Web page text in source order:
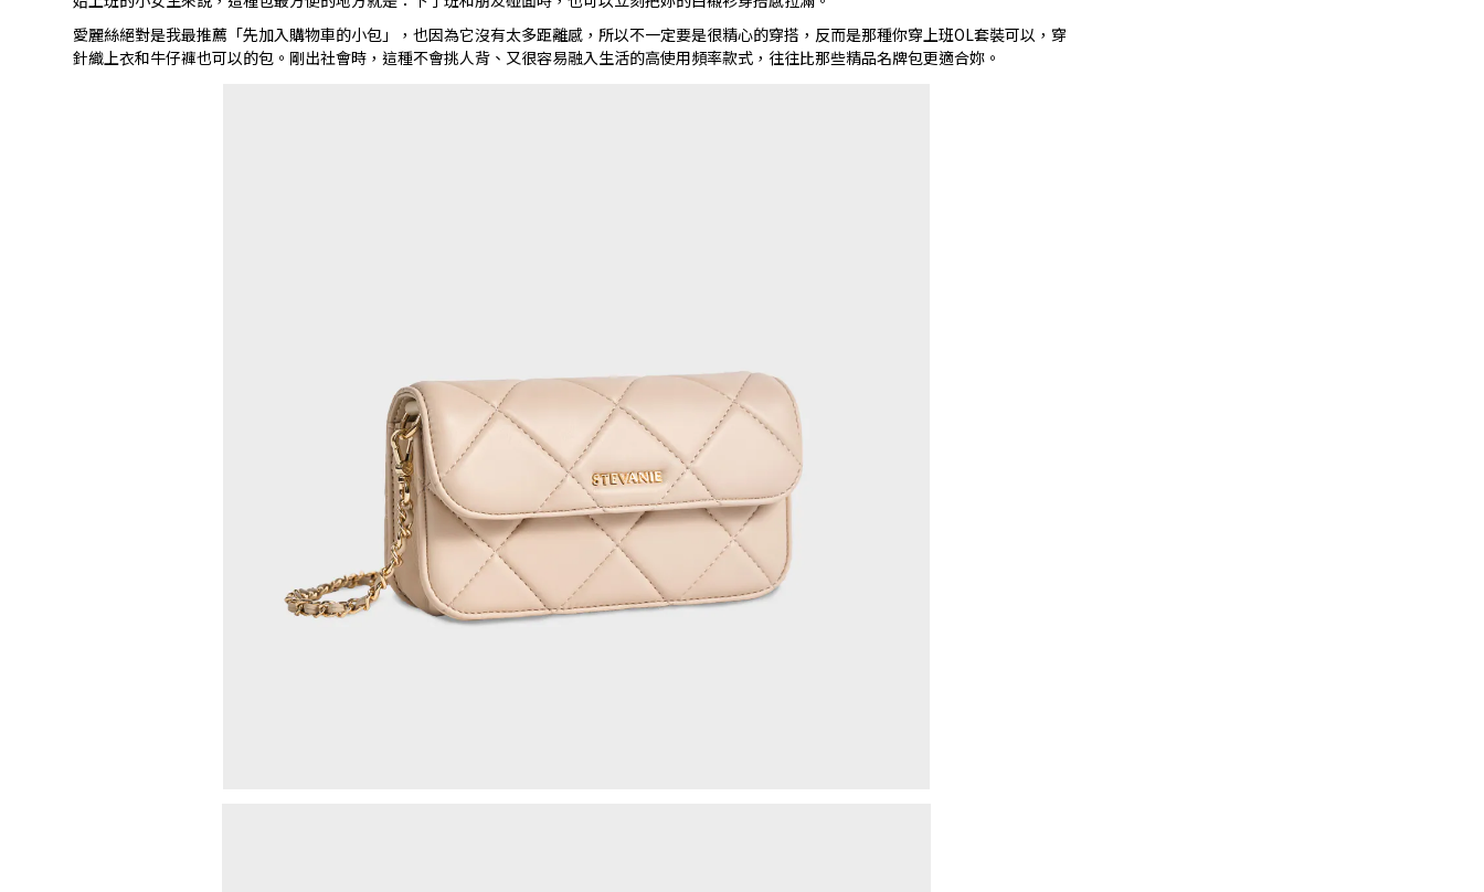
愛麗絲絕對是我最推薦「先加入購物車的小包」，也因為它沒有太多距離感，所以不一定要是很精心的穿搭，反而是那種你穿上班OL套裝可以，穿
針織上衣和牛仔褲也可以的包。剛出社會時，這種不會挑人背、又很容易融入生活的高使用頻率款式，往往比那些精品名牌包更適合妳。